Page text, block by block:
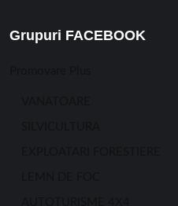
Grupuri FACEBOOK